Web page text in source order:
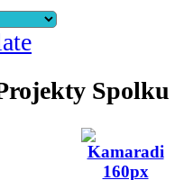
Spolku